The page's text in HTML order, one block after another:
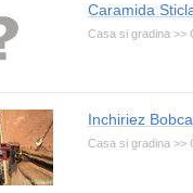
Caramida
Casa si gradina >>
Inchiriez
Casa si gradina >>